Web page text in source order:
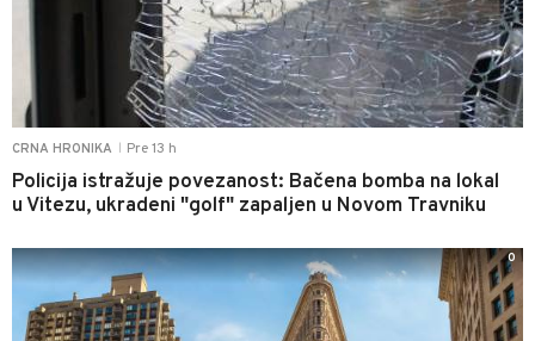
CRNA HRONIKA Pre 13 h
Policija istražuje povezanost: Bačena bomba na lokal
u Vitezu, ukradeni "golf" zapaljen u Novom Travniku
0